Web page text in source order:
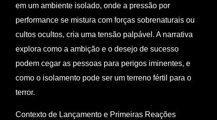
em um ambiente isolado, onde a pressão por
performance se mistura com forças sobrenaturais ou
cultos ocultos, cria uma tensão palpável. A narrativa
explora como a ambição e o desejo de sucesso
podem cegar as pessoas para perigos iminentes, e
como o isolamento pode ser um terreno fértil para o
terror.
Contexto de Lançamento e Primeiras Reações